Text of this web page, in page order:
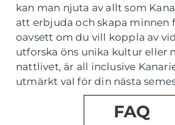
kan man njuta av allt som
att erbjuda och skapa minnen
oavsett om du vill koppla av
utforska öns unika kultur eller
nattlivet, är all inclusive
utmärkt val för din nästa
FAQ